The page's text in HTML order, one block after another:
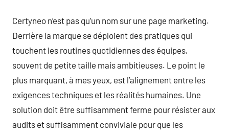
Certyneo n’est pas qu’un nom sur une page marketing.
Derrière la marque se déploient des pratiques qui
touchent les routines quotidiennes des équipes,
souvent de petite taille mais ambitieuses. Le point le
plus marquant, à mes yeux, est l’alignement entre les
exigences techniques et les réalités humaines. Une
solution doit être suffisamment ferme pour résister aux
audits et suffisamment conviviale pour que les